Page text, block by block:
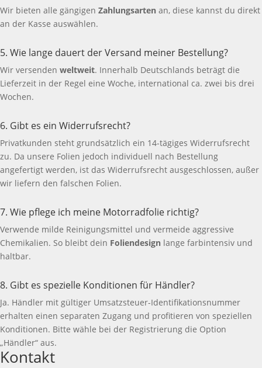
Wir bieten alle gängigen Zahlungsarten an, diese kannst du direkt
an der Kasse auswählen.
5. Wie lange dauert der Versand meiner Bestellung?
Wir versenden weltweit. Innerhalb Deutschlands beträgt die
Lieferzeit in der Regel eine Woche, international ca. zwei bis drei
Wochen.
6. Gibt es ein Widerrufsrecht?
Privatkunden steht grundsätzlich ein 14-tägiges Widerrufsrecht
zu. Da unsere Folien jedoch individuell nach Bestellung
angefertigt werden, ist das Widerrufsrecht ausgeschlossen, außer
wir liefern den falschen Folien.
7. Wie pflege ich meine Motorradfolie richtig?
Verwende milde Reinigungsmittel und vermeide aggressive
Chemikalien. So bleibt dein Foliendesign lange farbintensiv und
haltbar.
8. Gibt es spezielle Konditionen für Händler?
Ja. Händler mit gültiger Umsatzsteuer-Identifikationsnummer
erhalten einen separaten Zugang und profitieren von speziellen
Konditionen. Bitte wähle bei der Registrierung die Option
„Händler“ aus.
Kontakt